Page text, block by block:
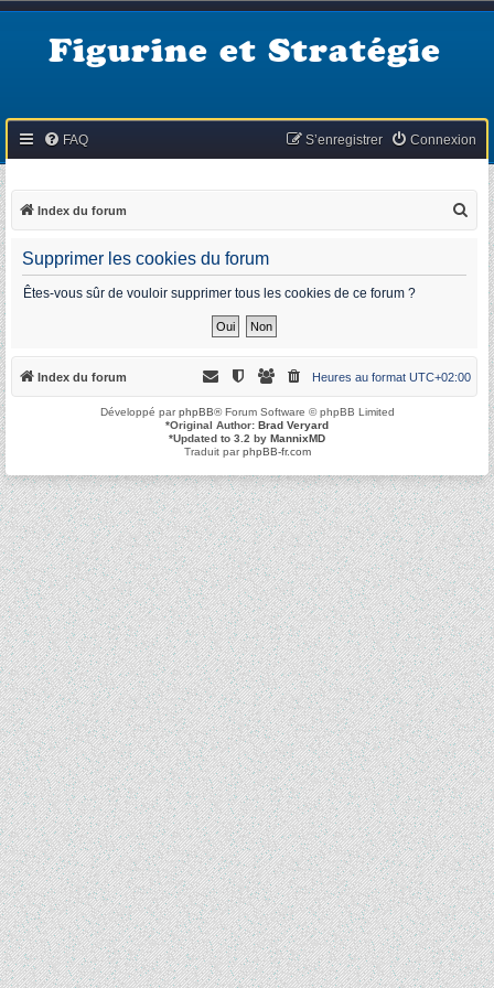
Figurine et Stratégie
FAQ Connexion
S’enregistrer
Index du forum
h
Supprimer les cookies du forum
Êtes-vous sûr de vouloir supprimer tous les cookies de ce forum ?
Index du forum Heures au format UTC+02:00
Développé parphpBB® Forum Software © phpBB Limited
*Original Author: Brad Veryard
*Updated to 3.2 by MannixMD
Traduit parphpBB-fr.com